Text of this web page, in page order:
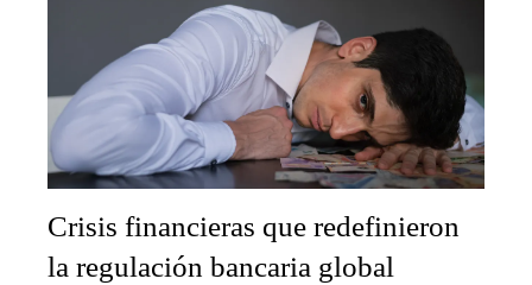
Crisis financieras que redefinieron
la regulación bancaria global